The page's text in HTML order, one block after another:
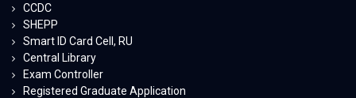
CCDC
SHEPP
Smart ID Card Cell, RU
Central Library
Exam Controller
Registered Graduate Application